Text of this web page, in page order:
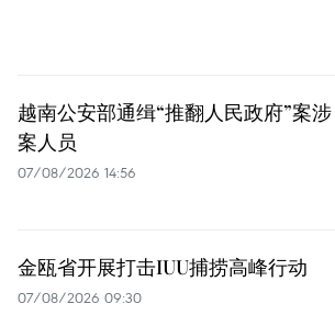
越南公安部通缉“推翻人民政府”案涉
案人员
07/08/2026 14:56
金瓯省开展打击IUU捕捞高峰行动
07/08/2026 09:30